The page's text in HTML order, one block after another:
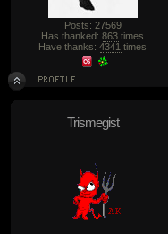
Posts: 27569
Has thanked:863 times
Have thanks:4341 times
Trismegist